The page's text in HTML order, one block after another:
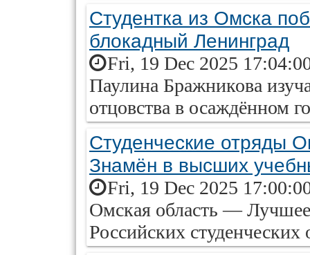
Студентка из Омска
блокадный Ленинград
Fri, 19 Dec 2025
Паулина Бражникова
отцовства в осаждённом
Студенческие отряды
Знамён в высших
Fri, 19 Dec 2025
Омская область — Лучшее
Российских студенческих